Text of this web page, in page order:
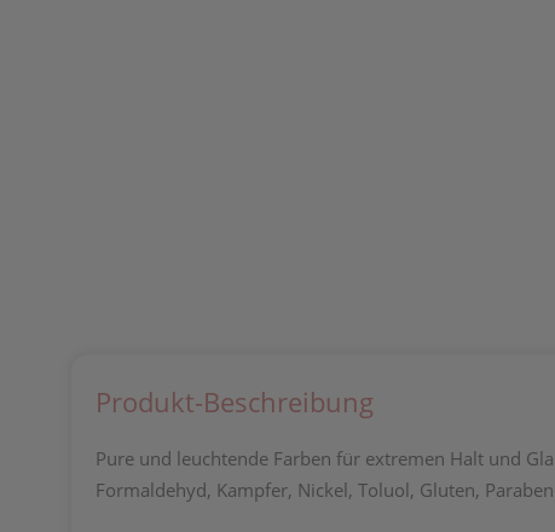
Produkt-Beschreibung
Pure und leuchtende Farben für extremen Halt und
Formaldehyd, Kampfer, Nickel, Toluol, Gluten,